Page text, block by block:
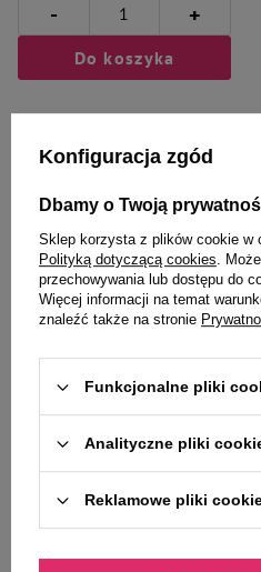
- +
Do koszyka
Wybrane
Ciebie i
Trixie Muzzle Flex kaganiec
silikonowy czarny XL
83,50 zł
+
Do koszyka
Konfiguracja zgód
Dbamy o Twoją
Sklep korzysta z plików cookie w
Polityką dotyczącą cookies.
przechowywania lub dostępu do
Więcej informacji na temat
znaleźć także na stronie
Funkcjonalne pliki
Analityczne pliki
Reklamowe pliki